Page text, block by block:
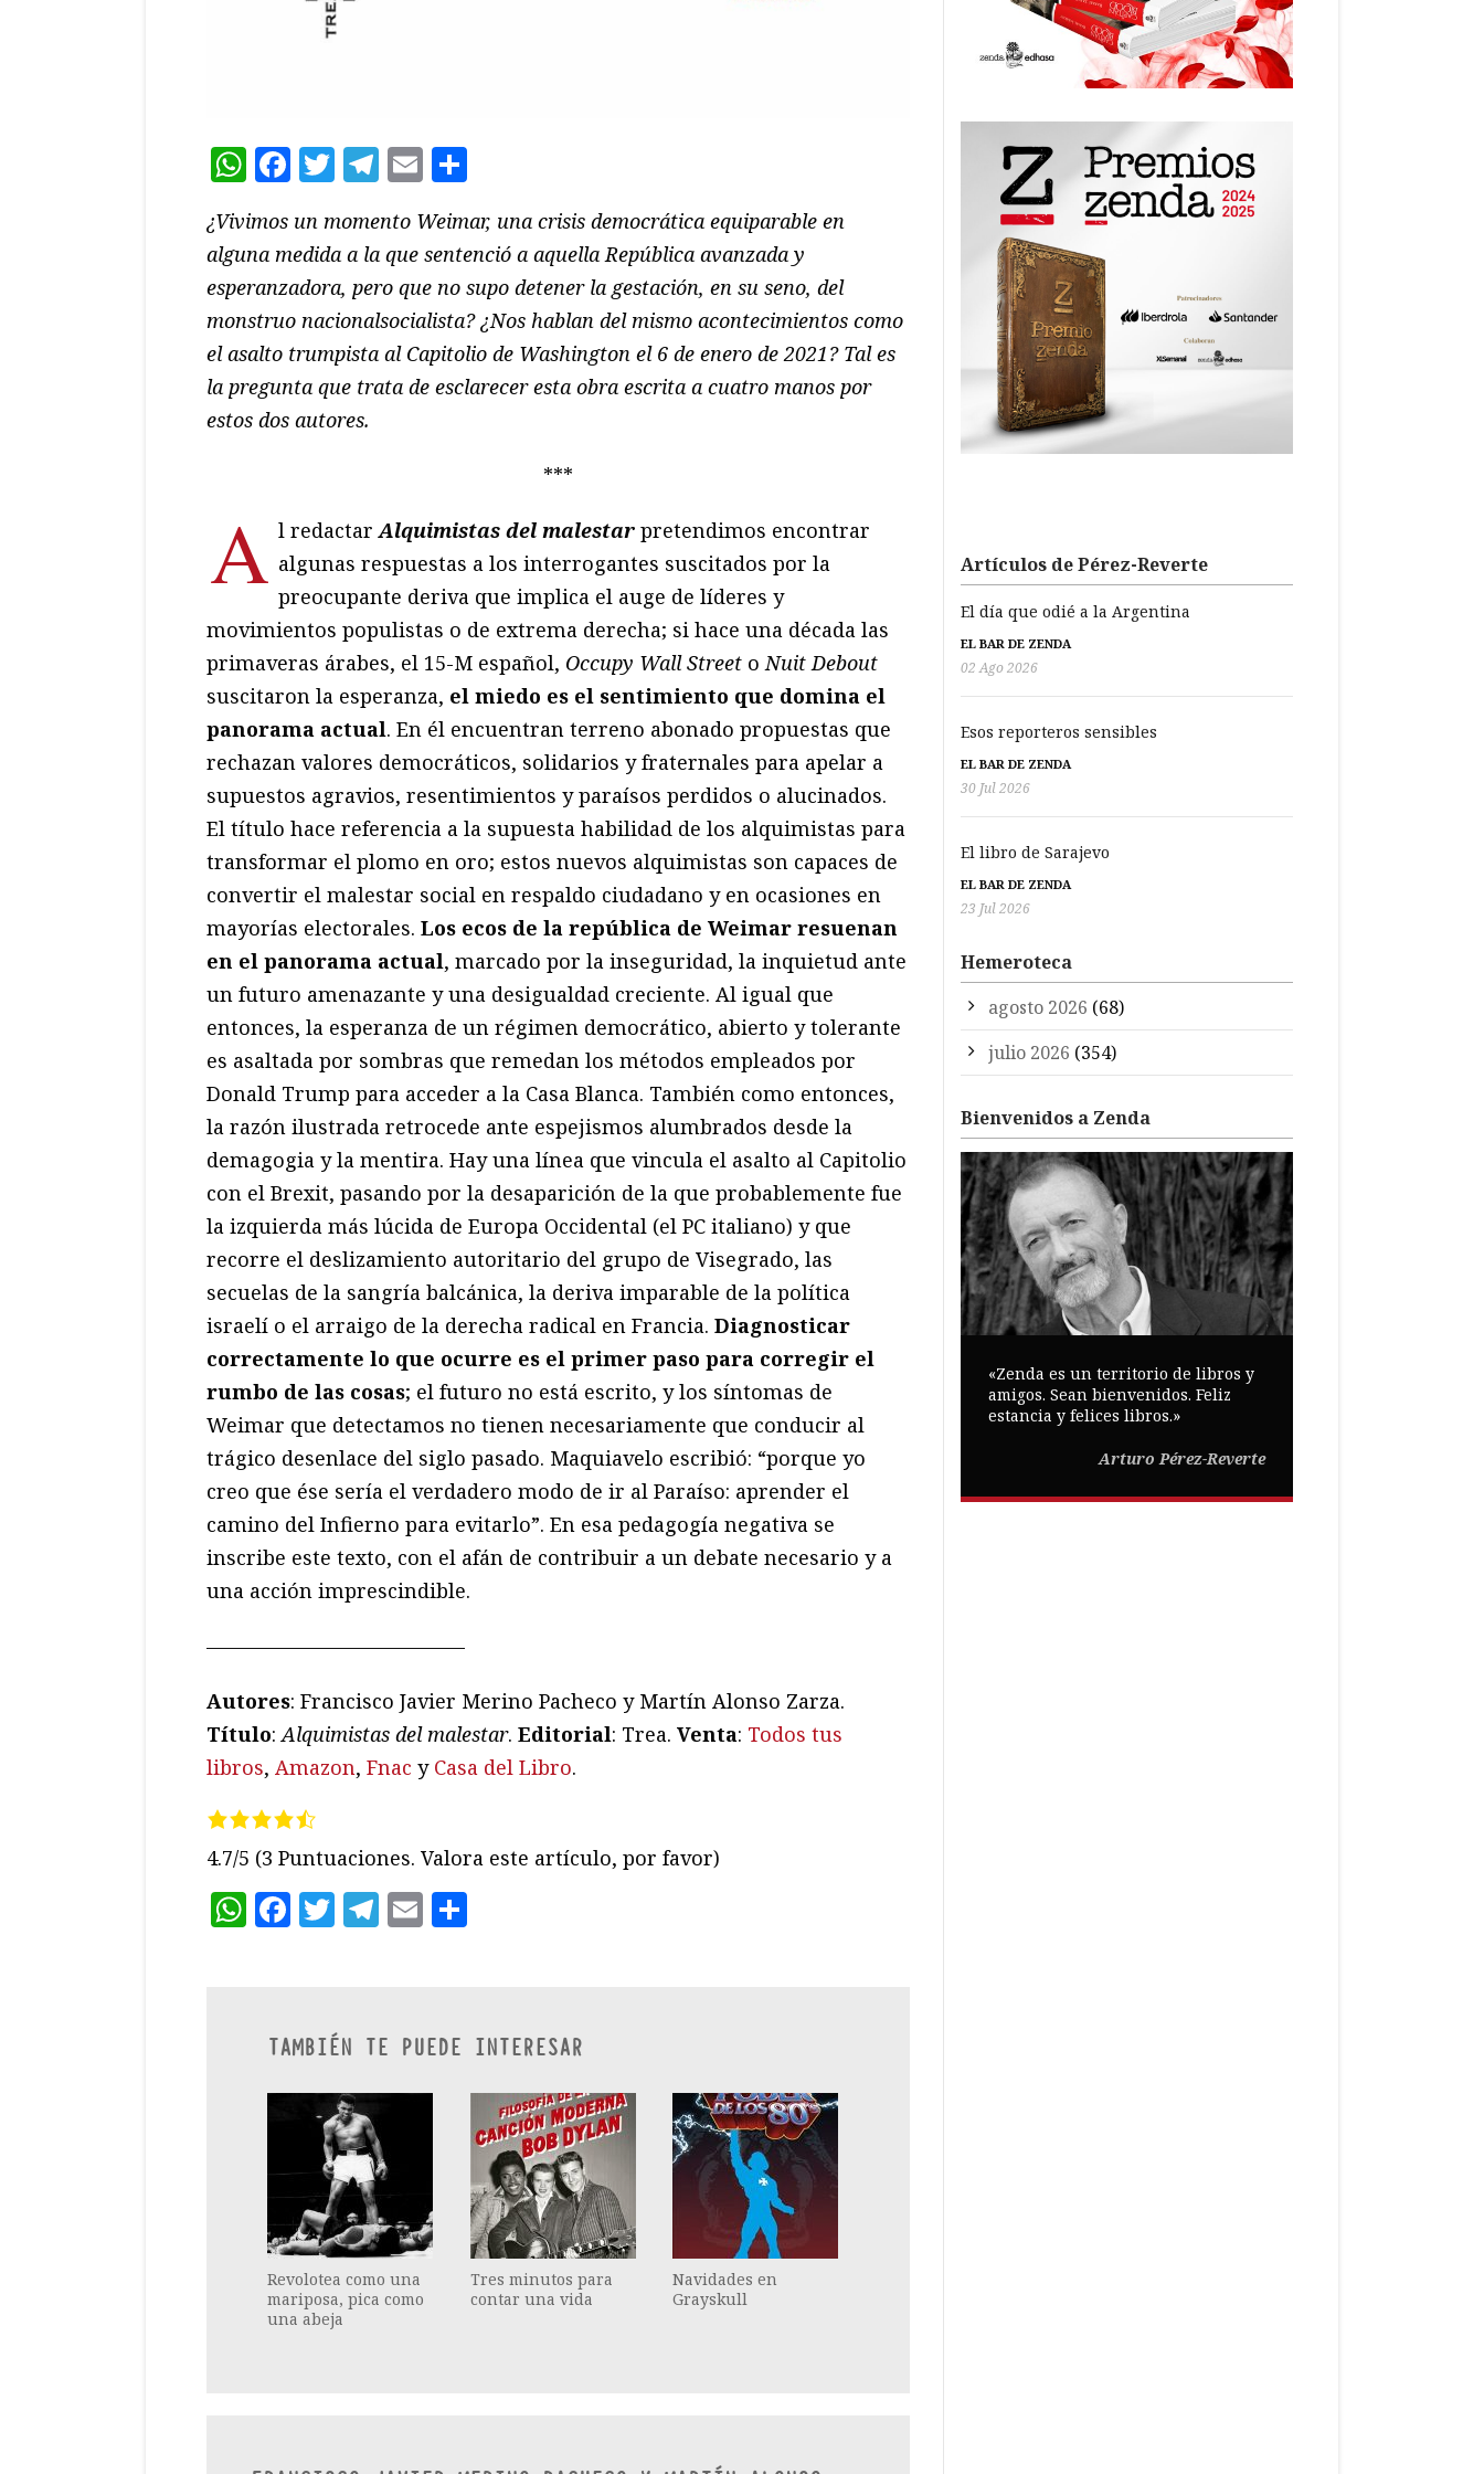
WhatsApp
Facebook
Twitter
Telegram
Email
¿Vivimos un momento Weimar, una crisis democrática equiparable en
alguna medida a la que sentenció a aquella República avanzada y
esperanzadora, pero que no supo detener la gestación, en su seno, del
monstruo nacionalsocialista? ¿Nos hablan del mismo acontecimientos como
el asalto trumpista al Capitolio de Washington el 6 de enero de 2021? Tal es
la pregunta que trata de esclarecer esta obra escrita a cuatro manos por
estos dos autores.
***
A l redactarAlquimistas del malestar pretendimos encontrar
algunas respuestas a los interrogantes suscitados por la
preocupante deriva que implica el auge de líderes y
movimientos populistas o de extrema derecha; si hace una década las
primaveras árabes, el 15-M español, Occupy Wall Street o Nuit Debout
suscitaron la esperanza, el miedo es el sentimiento que domina el
panorama actual. En él encuentran terreno abonado propuestas que
rechazan valores democráticos, solidarios y fraternales para apelar a
supuestos agravios, resentimientos y paraísos perdidos o alucinados.
El título hace referencia a la supuesta habilidad de los alquimistas para
transformar el plomo en oro; estos nuevos alquimistas son capaces de
convertir el malestar social en respaldo ciudadano y en ocasiones en
mayorías electorales. Los ecos de la república de Weimar resuenan
en el panorama actual, marcado por la inseguridad, la inquietud ante
un futuro amenazante y una desigualdad creciente. Al igual que
entonces, la esperanza de un régimen democrático, abierto y tolerante
es asaltada por sombras que remedan los métodos empleados por
Donald Trump para acceder a la Casa Blanca. También como entonces,
la razón ilustrada retrocede ante espejismos alumbrados desde la
demagogia y la mentira. Hay una línea que vincula el asalto al Capitolio
con el Brexit, pasando por la desaparición de la que probablemente fue
la izquierda más lúcida de Europa Occidental (el PC italiano) y que
recorre el deslizamiento autoritario del grupo de Visegrado, las
secuelas de la sangría balcánica, la deriva imparable de la política
israelí o el arraigo de la derecha radical en Francia. Diagnosticar
correctamente lo que ocurre es el primer paso para corregir el
rumbo de las cosas; el futuro no está escrito, y los síntomas de
Weimar que detectamos no tienen necesariamente que conducir al
trágico desenlace del siglo pasado. Maquiavelo escribió: “porque yo
creo que ése sería el verdadero modo de ir al Paraíso: aprender el
camino del Infierno para evitarlo”. En esa pedagogía negativa se
inscribe este texto, con el afán de contribuir a un debate necesario y a
una acción imprescindible.
—————————————
Autores: Francisco Javier Merino Pacheco y Martín Alonso Zarza.
Título: Alquimistas del malestar. Editorial: Trea. Venta: Todos tus
libros, Amazon, Fnac y Casa del Libro.
4.7/5 (3 Puntuaciones. Valora este artículo, por favor)
WhatsApp
Facebook
Twitter
Telegram
Email
TAMBIÉN TE PUEDE INTERESAR
Revolotea como una
mariposa, pica como
una abeja
Tres minutos para
contar una vida
Navidades en
Grayskull
Artículos de Pérez-Reverte
El día que odié a la Argentina
EL BAR DE ZENDA
02 Ago 2026
Esos reporteros sensibles
EL BAR DE ZENDA
30 Jul 2026
El libro de Sarajevo
EL BAR DE ZENDA
23 Jul 2026
Hemeroteca
agosto 2026 (68)
julio 2026 (354)
Bienvenidos a Zenda
«Zenda es un territorio de libros y
amigos. Sean bienvenidos. Feliz
estancia y felices libros.»
Arturo Pérez-Reverte